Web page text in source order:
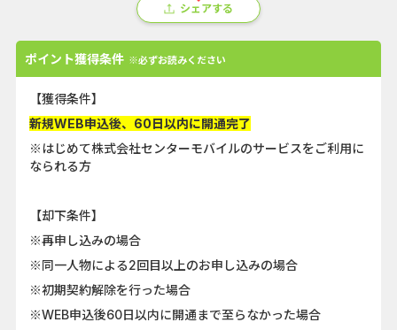
シェアする
ポイント獲得条件 ※必ずお読みください
【獲得条件】
新規WEB申込後、60日以内に開通完了
※はじめて株式会社センターモバイルのサービスをご利用に
なられる方
【却下条件】
※再申し込みの場合
※同一人物による2回目以上のお申し込みの場合
※初期契約解除を行った場合
※WEB申込後60日以内に開通まで至らなかった場合